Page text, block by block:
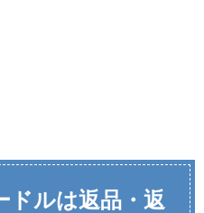
ドルは返品・返